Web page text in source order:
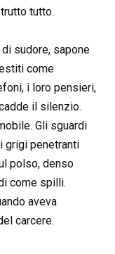
tutto.
di sudore, sapone
come
i loro pensieri,
il silenzio.
Gli sguardi
grigi penetranti
polso, denso
come spilli.
aveva
carcere.